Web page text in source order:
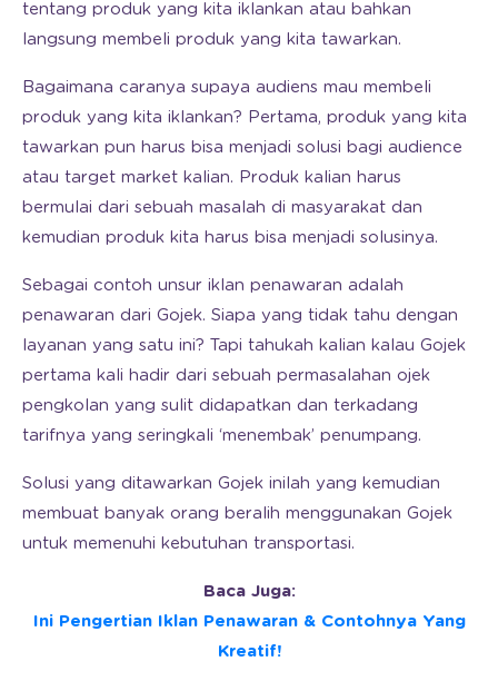
tentang produk yang kita iklankan atau bahkan
langsung membeli produk yang kita tawarkan.
Bagaimana caranya supaya audiens mau membeli
produk yang kita iklankan? Pertama, produk yang kita
tawarkan pun harus bisa menjadi solusi bagi audience
atau target market kalian. Produk kalian harus
bermulai dari sebuah masalah di masyarakat dan
kemudian produk kita harus bisa menjadi solusinya.
Sebagai contoh unsur iklan penawaran adalah
penawaran dari Gojek. Siapa yang tidak tahu dengan
layanan yang satu ini? Tapi tahukah kalian kalau Gojek
pertama kali hadir dari sebuah permasalahan ojek
pengkolan yang sulit didapatkan dan terkadang
tarifnya yang seringkali ‘menembak’ penumpang.
Solusi yang ditawarkan Gojek inilah yang kemudian
membuat banyak orang beralih menggunakan Gojek
untuk memenuhi kebutuhan transportasi.
Baca Juga:
Ini Pengertian Iklan Penawaran & Contohnya Yang
Kreatif!